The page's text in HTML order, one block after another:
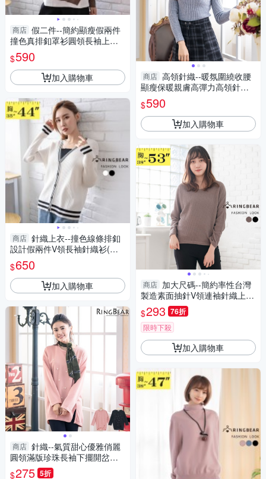
商店 假二件--簡約顯瘦假兩件
撞色真排釦罩衫圓領長袖上衣
(咖L-3L)-X567眼圈熊中大尺碼
$590
加入購物車
商店 針織上衣--撞色線條排釦
設計假兩件V領長袖針織衫(白.
黑L-2L)-X549眼圈熊中大尺碼
$650
加入購物車
商店 針織--氣質甜心優雅俏麗
圓領滿版珍珠長袖下擺開岔磨
毛長版上衣(黑.粉XL-5L)-A283
$275 5折
商店 高領針織--暖氛圍繞收腰
顯瘦保暖親膚高彈力高領針織
毛衣(黑.灰.可可XL-4L)-X243眼
圈熊中大尺碼
$590
加入購物車
商店 加大尺碼--簡約率性台灣
製造素面抽針V領連袖針織上衣
(黑.可可M-5L)-X226眼圈熊中
大尺碼
$293 76折
限時下殺
加入購物車